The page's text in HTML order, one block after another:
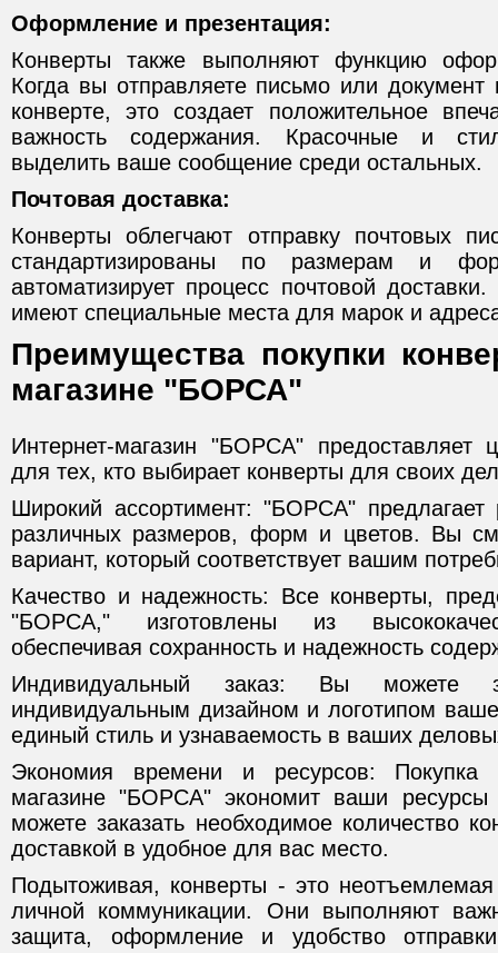
Оформление и презентация:
Конверты также выполняют функцию
Когда вы отправляете письмо или
конверте, это создает положительное
важность содержания. Красочные и
выделить ваше сообщение среди остальных.
Почтовая доставка:
Конверты облегчают отправку почтовых
стандартизированы по размерам и
автоматизирует процесс почтовой
имеют специальные места для марок и
Преимущества покупки
магазине "БОРСА"
Интернет-магазин "БОРСА" предоставляет
для тех, кто выбирает конверты для своих
Широкий ассортимент: "БОРСА" предлагает
различных размеров, форм и цветов. Вы
вариант, который соответствует вашим
Качество и надежность: Все конверты,
"БОРСА," изготовлены из
обеспечивая сохранность и надежность
Индивидуальный заказ: Вы можете
индивидуальным дизайном и логотипом
единый стиль и узнаваемость в ваших
Экономия времени и ресурсов: Покупка
магазине "БОРСА" экономит ваши
можете заказать необходимое количество
доставкой в удобное для вас место.
Подытоживая, конверты - это
личной коммуникации. Они выполняют
защита, оформление и удобство